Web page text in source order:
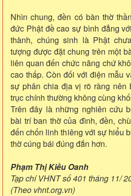
Nhìn chung, đền có bàn thờ
đức Phật đề cao sự bình đẳng
thành, chúng sinh là Phật
tượng được đặt chung trên một
liên quan đến chức năng chứ
cao thấp. Còn đối với điện mẫu
sự phân chia địa vị rõ ràng nên
trục chính thường không cùng
Trên đây là những nghiên cứu
bài trí ban thờ của đình, đền,
đến chốn linh thiêng với sự hiểu
thờ cúng bái đúng đắn hơn.
Phạm Thị Kiều Oanh
Tạp chí VHNT số 401 tháng 11/
(Theo vhnt.org.vn)